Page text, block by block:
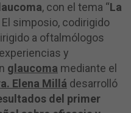
, con el tema “La
El simposio, codirigido
a oftalmólogos
y
glaucoma mediante el
Elena Millá desarrolló
del primer